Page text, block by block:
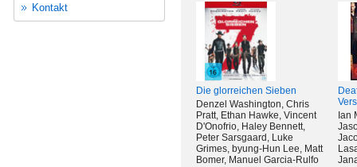
Kontakt
Die glorreichen Sieben
Denzel Washington, Chris
Pratt, Ethan Hawke, Vincent
D'Onofrio, Haley Bennett,
Peter Sarsgaard, Luke
Grimes, byung-Hun Lee, Matt
Bomer, Manuel Garcia-Rulfo
Ian